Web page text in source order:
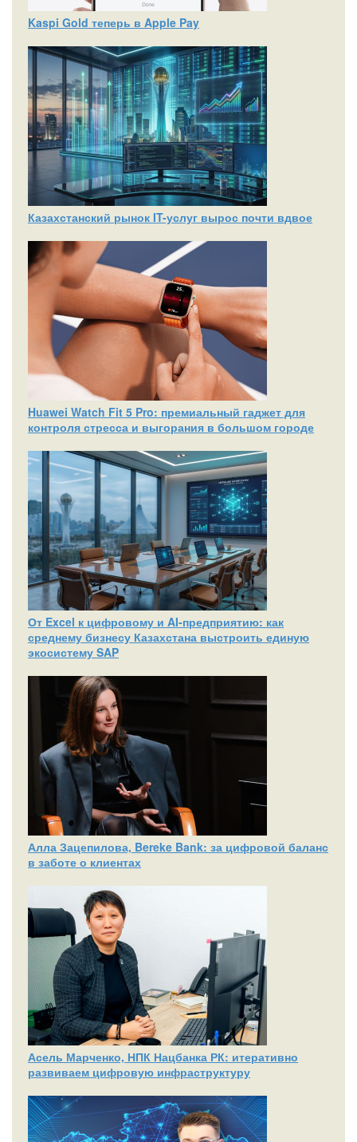
Kaspi Gold теперь в Apple Pay
Казахстанский рынок IT-услуг вырос почти вдвое
Huawei Watch Fit 5 Pro: премиальный гаджет для
контроля стресса и выгорания в большом городе
От Excel к цифровому и AI‑предприятию: как
среднему бизнесу Казахстана выстроить единую
экосистему SAP
Алла Зацепилова, Bereke Bank: за цифровой баланс
в заботе о клиентах
Асель Марченко, НПК Нацбанка РК: итеративно
развиваем цифровую инфраструктуру